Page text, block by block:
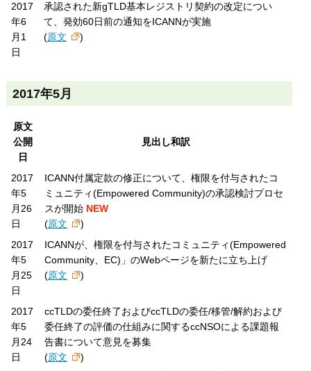
2017
年6
月1
日
承認された新gTLD基本レジストリ契約の改定につい
て、発効60日前の通知をICANNが実施
(原文 )
2017年5月
原文
公開
日
見出し和訳
2017
年5
月26
日
ICANN付属定款の修正について、権限を付与されたコ
ミュニティ(Empowered Community)の承認検討プロセ
スが開始 NEW
(原文
)
2017
年5
月25
日
ICANNが、権限を付与されたコミュニティ(Empowered
Community、EC)」のWebページを新たに立ち上げ
(原文 )
2017
年5
月24
日
ccTLDの委任終了およびccTLDの委任/移管/解約および
委任終了の評価の仕組みに関するccNSOによる課題報
告書について意見を募集
(原文
)